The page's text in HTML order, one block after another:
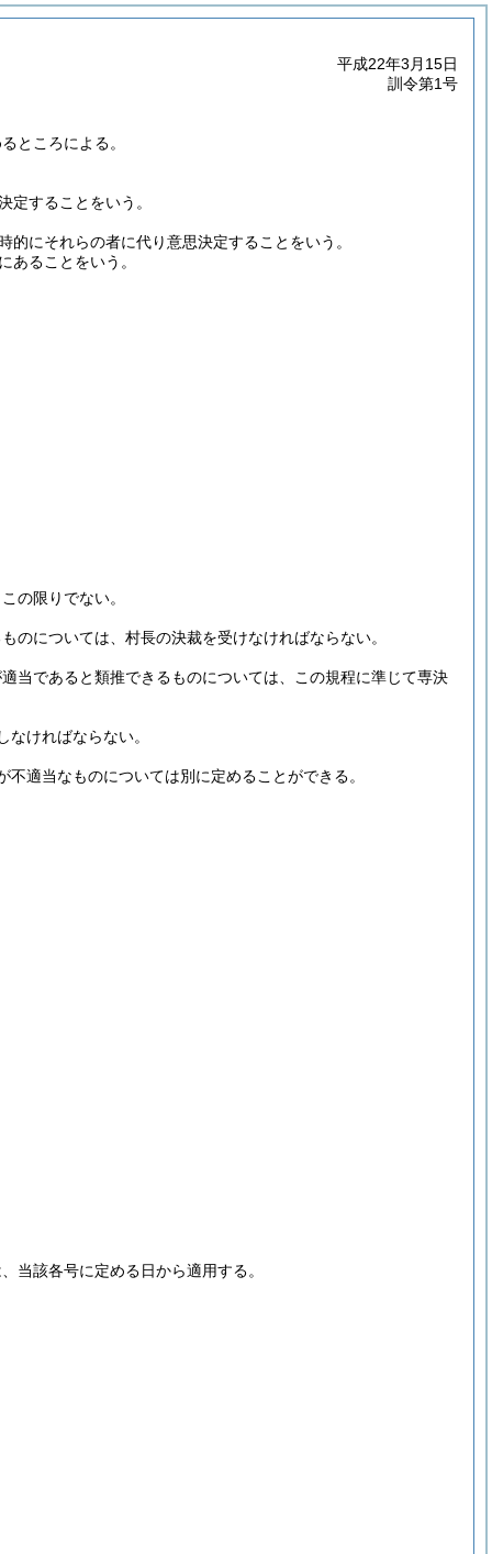
平成22年3月15日
訓令第1号
ところによる。
することをいう。
にそれらの者に代り意思決定することをいう。
ることをいう。
の限りでない。
のについては、村長の決裁を受けなければならない。
当であると類推できるものについては、この規程に準じて専決
ければならない。
適当なものについては別に定めることができる。
当該各号に定める日から適用する。